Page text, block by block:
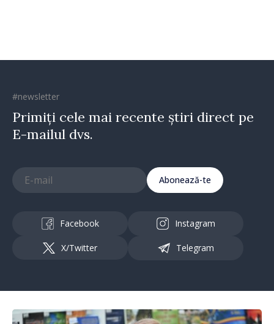
#newsletter
Primiți cele mai recente știri direct pe
E-mailul dvs.
Abonează-te
Facebook Instagram
X/Twitter Telegram